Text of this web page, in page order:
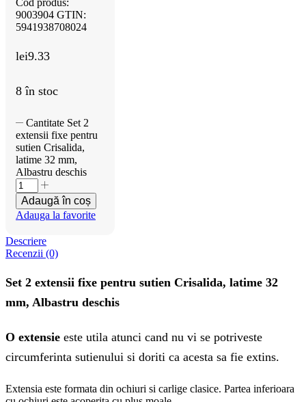
Cod produs:
9003904 GTIN:
5941938708024
lei9.33
8 în stoc
Cantitate Set 2
extensii fixe pentru
sutien Crisalida,
latime 32 mm,
Albastru deschis
Adaugă în coș
Adauga la favorite
Descriere
Recenzii (0)
Set 2 extensii fixe pentru sutien Crisalida, latime 32
mm, Albastru deschis
O extensie este utila atunci cand nu vi se potriveste
circumferinta sutienului si doriti ca acesta sa fie extins.
Extensia este formata din ochiuri si carlige clasice. Partea inferioara